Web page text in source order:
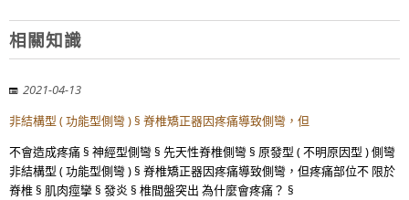
相關知識
2021-04-13
非結構型 ( 功能型側彎 ) § 脊椎矯正器因疼痛導致側彎，但
不會造成疼痛 § 神經型側彎 § 先天性脊椎側彎 § 原發型 ( 不明原因型 ) 側彎
非結構型 ( 功能型側彎 ) § 脊椎矯正器因疼痛導致側彎，但疼痛部位不 限於
脊椎 § 肌肉痙攣 § 發炎 § 椎間盤突出 為什麼會疼痛？ §